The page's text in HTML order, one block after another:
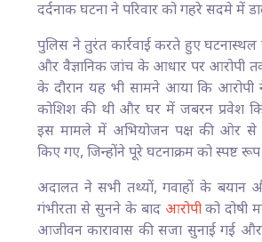
दर्दनाक घटना ने परिवार को गहरे सदमे में
पुलिस ने तुरंत कार्रवाई करते हुए
और वैज्ञानिक जांच के आधार पर आरोपी
के दौरान यह भी सामने आया कि आरोपी
कोशिश की थी और घर में जबरन प्रवेश
इस मामले में अभियोजन पक्ष की ओर से
किए गए, जिन्होंने पूरे घटनाक्रम को स्पष्ट रूप
अदालत ने सभी तथ्यों, गवाहों के बयान
गंभीरता से सुनने के बाद आरोपीको दोषी
आजीवन कारावास की सजा सुनाई गई